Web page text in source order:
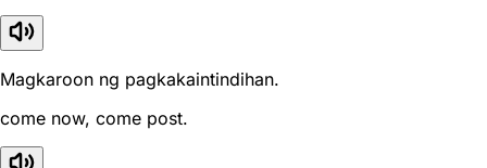
Magkaroon ng pagkakaintindihan.
come now, come post.